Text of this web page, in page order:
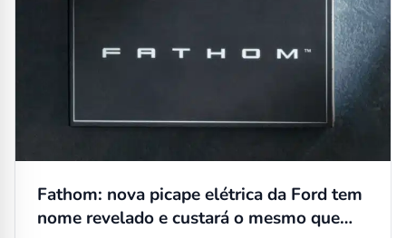
Fathom: nova picape elétrica da Ford tem
nome revelado e custará o mesmo que